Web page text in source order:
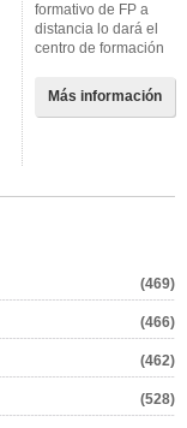
formativo de FP a
distancia lo dará el
centro de formación
Más información
(469)
(466)
(462)
(528)